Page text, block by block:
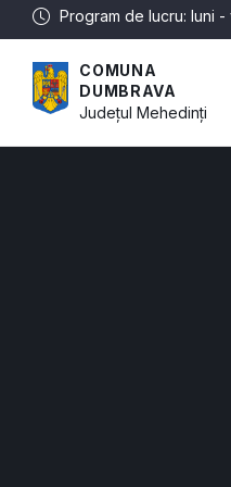
Program de lucru: luni
COMUNA
DUMBRAVA
JudețulMehedinți